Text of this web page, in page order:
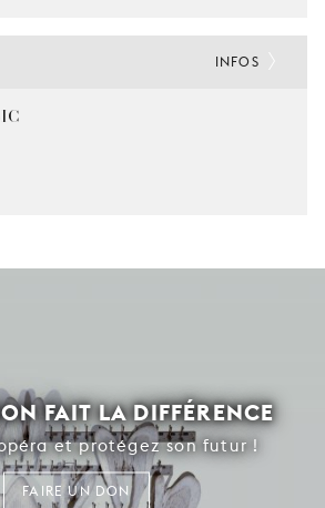
INFOS
FAIT LA DIFFÉRENCE
et protégez son futur !
FAIRE UN DON